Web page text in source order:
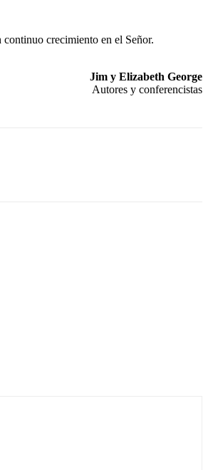
crecimiento en el Señor.
Jim y Elizabeth George
Autores y conferencistas